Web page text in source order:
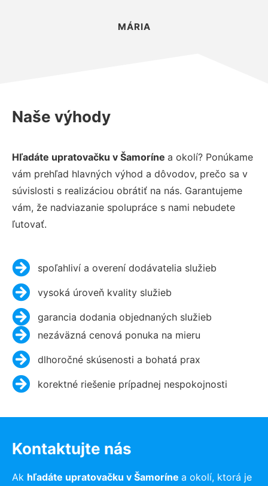
MÁRIA
Naše výhody
Hľadáte upratovačku v Šamoríne a okolí? Ponúkame
vám prehľad hlavných výhod a dôvodov, prečo sa v
súvislosti s realizáciou obrátiť na nás. Garantujeme
vám, že nadviazanie spolupráce s nami nebudete
ľutovať.
spoľahliví a overení dodávatelia služieb
vysoká úroveň kvality služieb
garancia dodania objednaných služieb
nezáväzná cenová ponuka na mieru
dlhoročné skúsenosti a bohatá prax
korektné riešenie prípadnej nespokojnosti
Kontaktujte nás
Ak hľadáte upratovačku v Šamoríne a okolí, ktorá je